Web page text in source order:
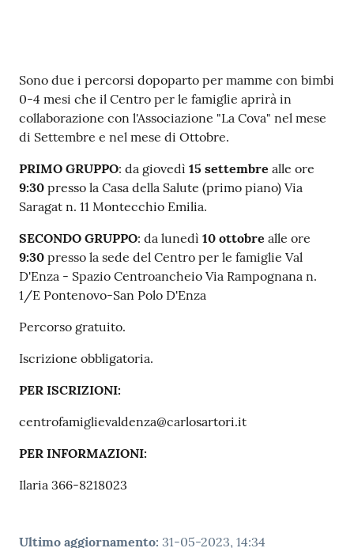
Contenuto
Sono due i percorsi dopoparto per mamme con bimbi
0-4 mesi che il Centro per le famiglie aprirà in
collaborazione con l'Associazione "La Cova" nel mese
di Settembre e nel mese di Ottobre.
PRIMO GRUPPO: da giovedì 15 settembre alle ore
9:30 presso la Casa della Salute (primo piano) Via
Saragat n. 11 Montecchio Emilia.
SECONDO GRUPPO: da lunedì 10 ottobre alle ore
9:30 presso la sede del Centro per le famiglie Val
D'Enza - Spazio Centroancheio Via Rampognana n.
1/E Pontenovo-San Polo D'Enza
Percorso gratuito.
Iscrizione obbligatoria.
PER ISCRIZIONI:
centrofamiglievaldenza@carlosartori.it
PER INFORMAZIONI:
Ilaria 366-8218023
Ultimo aggiornamento: 31-05-2023, 14:34